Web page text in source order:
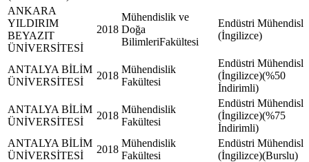
ANKARA
YILDIRIM
BEYAZIT
ÜNİVERSİTESİ
2018
Mühendislik ve
Doğa
BilimleriFakültesi
Endüstri
(İngilizce)
ANTALYA BİLİM
ÜNİVERSİTESİ
2018
Mühendislik
Fakültesi
Endüstri
(İngilizce)(%50
İndirimli)
ANTALYA BİLİM
ÜNİVERSİTESİ
2018
Mühendislik
Fakültesi
Endüstri
(İngilizce)(%75
İndirimli)
ANTALYA BİLİM
ÜNİVERSİTESİ
2018
Mühendislik
Fakültesi
Endüstri
(İngilizce)(Burslu)